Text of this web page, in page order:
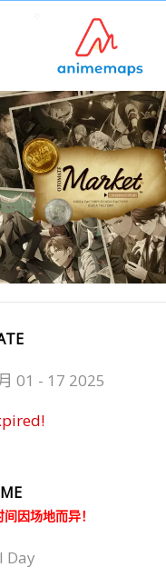
01 - 17 2025
因场地而异！
Day